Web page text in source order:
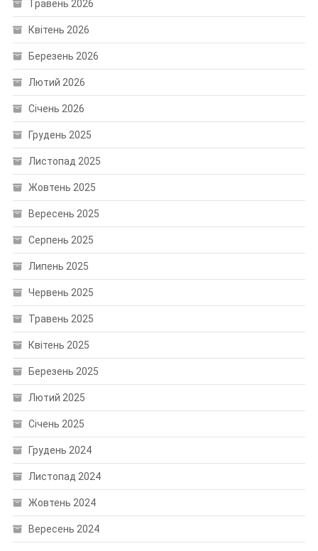
Травень 2026
Квітень 2026
Березень 2026
Лютий 2026
Січень 2026
Грудень 2025
Листопад 2025
Жовтень 2025
Вересень 2025
Серпень 2025
Липень 2025
Червень 2025
Травень 2025
Квітень 2025
Березень 2025
Лютий 2025
Січень 2025
Грудень 2024
Листопад 2024
Жовтень 2024
Вересень 2024